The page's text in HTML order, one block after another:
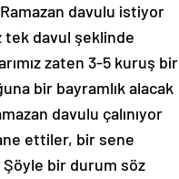
Ramazan davulu istiyor
tek davul şeklinde
zaten 3-5 kuruş bir
bir bayramlık alacak
davulu çalınıyor
ettiler, bir sene
Şöyle bir durum söz